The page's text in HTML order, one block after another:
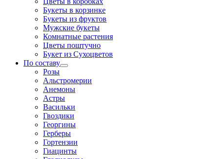
Букеты в корзинке
Букеты из фруктов
Мужские букеты
Комнатные растения
Цветы поштучно
Букет из Сухоцветов
По составу
Розы
Альстромерии
Анемоны
Астры
Васильки
Гвоздики
Георгины
Герберы
Гортензии
Гиацинты